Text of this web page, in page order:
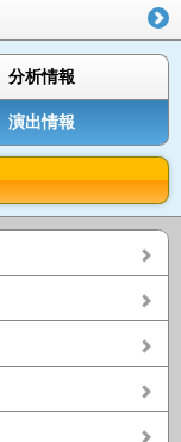
分析情報
演出情報